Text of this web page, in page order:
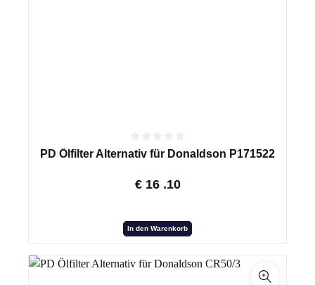
PD Ölfilter Alternativ für Donaldson P171522
€ 16 .10
In den Warenkorb